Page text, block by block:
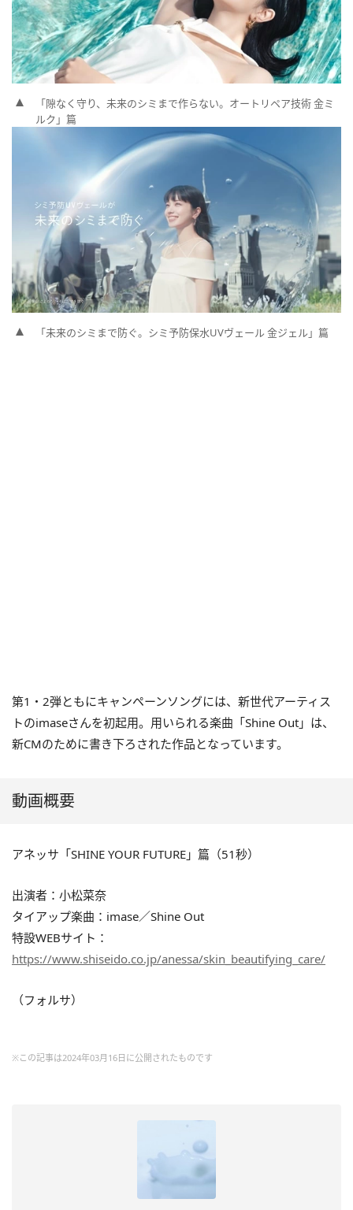
「隙なく守り、未来のシミまで作らない。オートリペア技術 金ミ
ルク」篇
「未来のシミまで防ぐ。シミ予防保水UVヴェール 金ジェル」篇
第1・2弾ともにキャンペーンソングには、新世代アーティス
トのimaseさんを初起用。用いられる楽曲「Shine Out」は、
新CMのために書き下ろされた作品となっています。
動画概要
アネッサ「SHINE YOUR FUTURE」篇（51秒）
出演者：小松菜奈
タイアップ楽曲：imase／Shine Out
特設WEBサイト：
https://www.shiseido.co.jp/anessa/skin_beautifying_care/
（フォルサ）
※この記事は2024年03月16日に公開されたものです